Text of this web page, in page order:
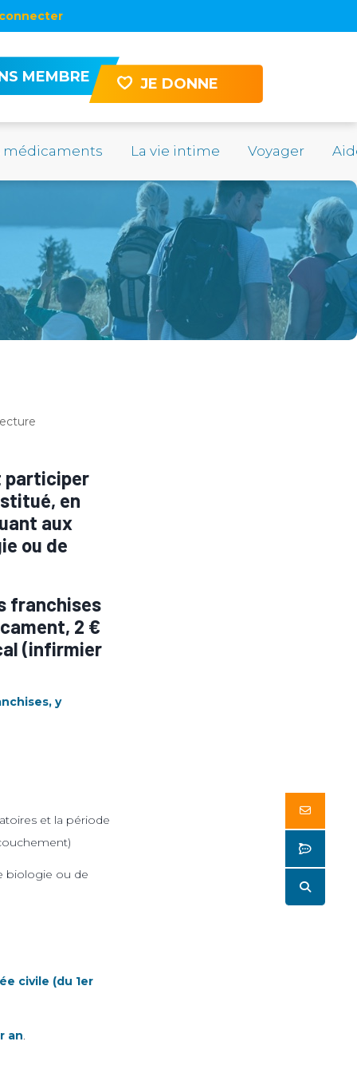
MEMBRE JE DONNE
médicaments La vie intime Voyager
participer
en
aux
ou de
franchises
2 €
(infirmier
y
et la période
biologie ou de
civile (du 1er
an.